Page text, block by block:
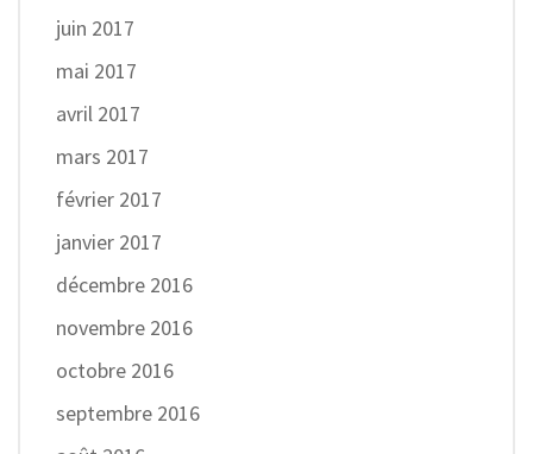
juin 2017
mai 2017
avril 2017
mars 2017
février 2017
janvier 2017
décembre 2016
novembre 2016
octobre 2016
septembre 2016